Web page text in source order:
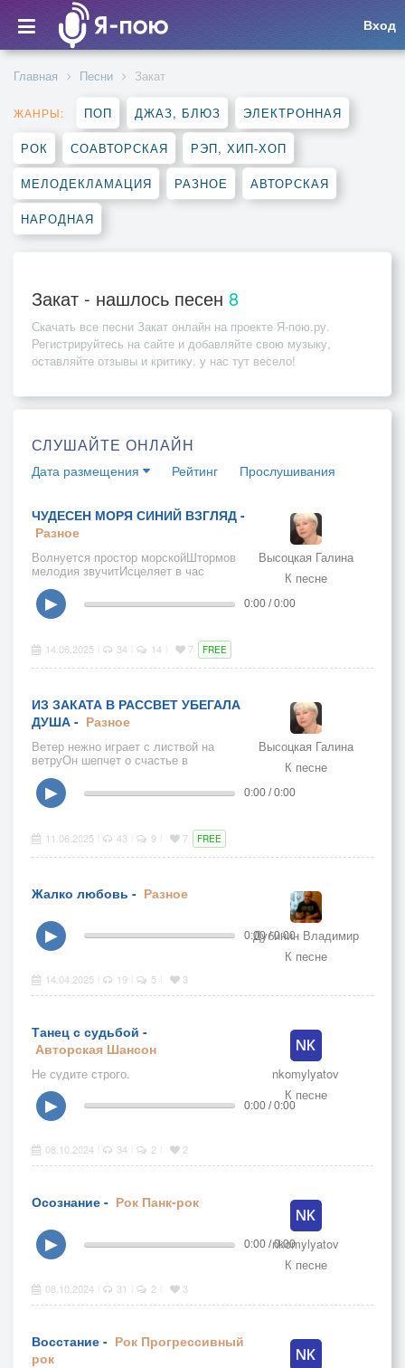
Вход
Главная Песни Закат
ЖАНРЫ: ПОП ДЖАЗ, БЛЮЗ ЭЛЕКТРОННАЯ
РОК СОАВТОРСКАЯ РЭП, ХИП-ХОП
МЕЛОДЕКЛАМАЦИЯ РАЗНОЕ АВТОРСКАЯ
НАРОДНАЯ
Закат - нашлось песен 8
Скачать все песни Закат онлайн на проекте Я-пою.ру.
Регистрируйтесь на сайте и добавляйте свою музыку,
оставляйте отзывы и критику, у нас тут весело!
СЛУШАЙТЕ ОНЛАЙН
Дата размещения Рейтинг Прослушивания
ЧУДЕСЕН МОРЯ СИНИЙ ВЗГЛЯД -
Разное
Волнуется простор морскойШтормов
мелодия звучитИсцеляет в час
лихойВоды объятье — дай мне жить
Высоцкая Галина
К песне
▶ 0:00 / 0:00
14.06.2025 34 14 7 FREE
ИЗ ЗАКАТА В РАССВЕТ УБЕГАЛА
ДУША - Разное
Ветер нежно играет с листвой на
ветруОн шепчет о счастье в
небесном садуИ душаКак
рекаУстремляется ввысьЧтобы
светом согреть этот хрупкий каприз
Изображение авторское
Высоцкая Галина
К песне
▶ 0:00 / 0:00
11.06.2025 43 9 7 FREE
Жалко любовь - Разное
Дубинин Владимир
К песне
▶ 0:00 / 0:00
14.04.2025 19 5 3
Танец с судьбой -
Авторская Шансон
Не судите строго.
nkomylyatov
К песне
▶ 0:00 / 0:00
08.10.2024 34 2 2
Осознание - Рок Панк-рок
nkomylyatov
К песне
▶ 0:00 / 0:00
08.10.2024 31 2 3
Восстание - Рок Прогрессивный
рок